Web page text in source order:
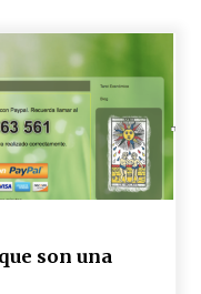
personas?
programa de TV
son una